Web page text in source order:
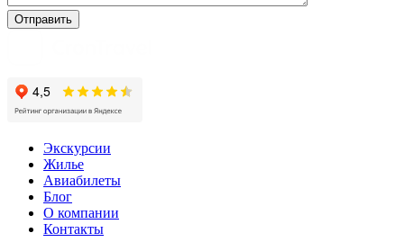
Экскурсии
Жилье
Авиабилеты
Блог
О компании
Контакты